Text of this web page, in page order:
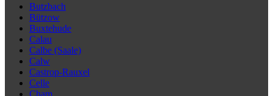
Butzbach
Bützow
Buxtehude
Calau
Calbe (Saale)
Calw
Castrop-Rauxel
Celle